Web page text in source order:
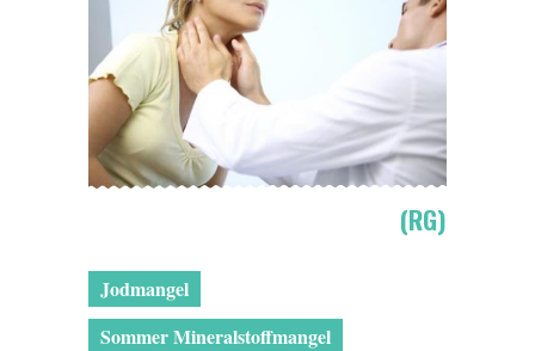
(RG)
Jodmangel
Sommer Mineralstoffmangel